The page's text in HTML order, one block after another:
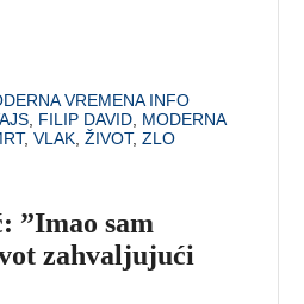
VREMENA INFO
FILIP DAVID MODERNA
,VLAK ,ŽIVOT,ZLO
”Imao sam
zahvaljujući